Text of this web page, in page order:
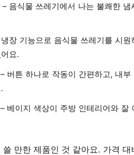
– 음식물 쓰레기에서 나는 불쾌한
장 기능으로 음식물 쓰레기를 시
요.
– 버튼 하나로 작동이 간편하고, 내
– 베이지 색상이 주방 인테리어와 잘
만한 제품인 것 같아요. 가격